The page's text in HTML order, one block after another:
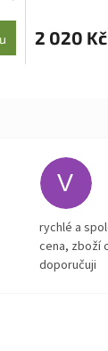
2 020 Kč
hvězdiček.V
rychlé a
cena, zboží
doporučuji